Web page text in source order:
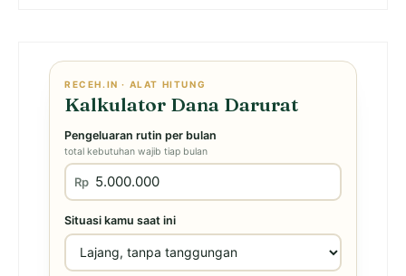
RECEH.IN · ALAT HITUNG
Kalkulator Dana Darurat
Pengeluaran rutin per bulan
total kebutuhan wajib tiap bulan
Rp
Situasi kamu saat ini